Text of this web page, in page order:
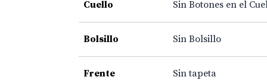
Cuello Sin Botones en el
Bolsillo Sin Bolsillo
Frente Sin tapeta